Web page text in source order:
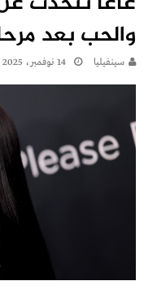
والحب بعد
سينفيليا 14 نوفمبر، 2025